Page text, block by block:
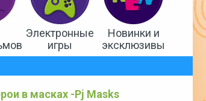
Электронные
игры
Новинки и
эксклюзивы
в масках -Pj Masks